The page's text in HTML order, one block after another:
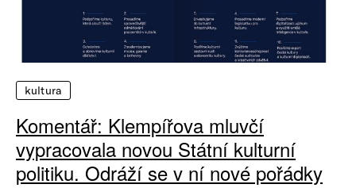
kultura
Komentář: Klempířova mluvčí
vypracovala novou Státní kulturní
politiku. Odráží se v ní nové pořádky